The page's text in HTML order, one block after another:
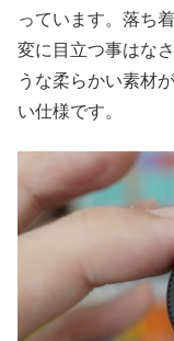
っています。落ち
変に目立つ事はな
うな柔らかい素材
い仕様です。